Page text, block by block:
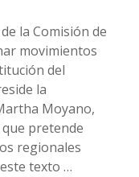
la Comisión de
movimientos
del
la
Moyano,
pretende
regionales
texto …